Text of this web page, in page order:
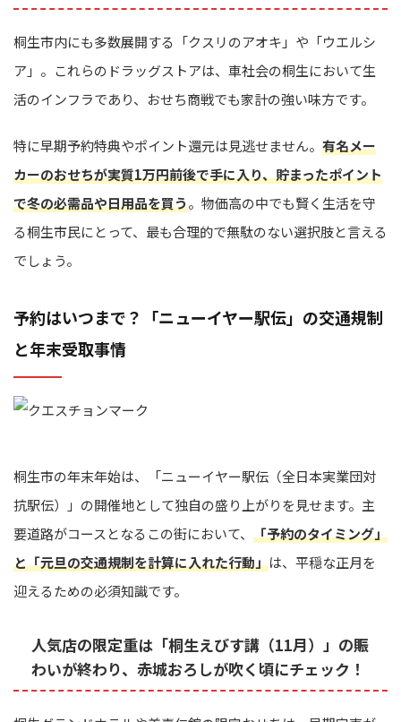
桐生市内にも多数展開する「クスリのアオキ」や「ウエルシ
ア」。これらのドラッグストアは、車社会の桐生において生
活のインフラであり、おせち商戦でも家計の強い味方です。
特に早期予約特典やポイント還元は見逃せません。 有名メー
カーのおせちが実質1万円前後で手に入り、貯まったポイント
で冬の必需品や日用品を買う。物価高の中でも賢く生活を守
る桐生市民にとって、最も合理的で無駄のない選択肢と言える
でしょう。
予約はいつまで？「ニューイヤー駅伝」の交通規制
と年末受取事情
桐生市の年末年始は、「ニューイヤー駅伝（全日本実業団対
抗駅伝）」の開催地として独自の盛り上がりを見せます。主
要道路がコースとなるこの街において、 「予約のタイミング」
と「元旦の交通規制を計算に入れた行動」は、平穏な正月を
迎えるための必須知識です。
人気店の限定重は「桐生えびす講（11月）」の賑
わいが終わり、赤城おろしが吹く頃にチェック！